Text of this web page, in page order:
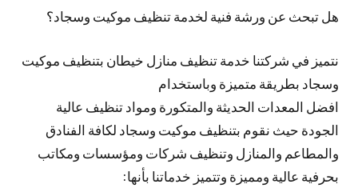
هل تبحث عن ورشة فنية لخدمة تنظيف موكيت وسجاد؟
نتميز في شركتنا خدمة تنظيف منازل خيطان بتنظيف موكيت
وسجاد بطريقة متميزة وباستخدام
افضل المعدات الحديثة والمتكورة ومواد تنظيف عالية
الجودة حيث نقوم بتنظيف موكيت وسجاد لكافة الفنادق
والمطاعم والمنازل وتنظيف شركات ومؤسسات ومكاتب
بحرفية عالية ومميزة وتتميز خدماتنا بأنها: